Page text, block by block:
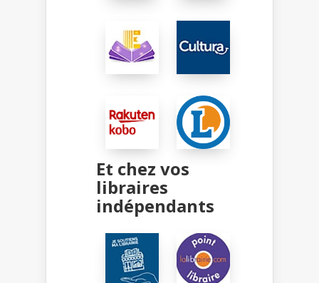
Et chez vos
libraires
indépendants